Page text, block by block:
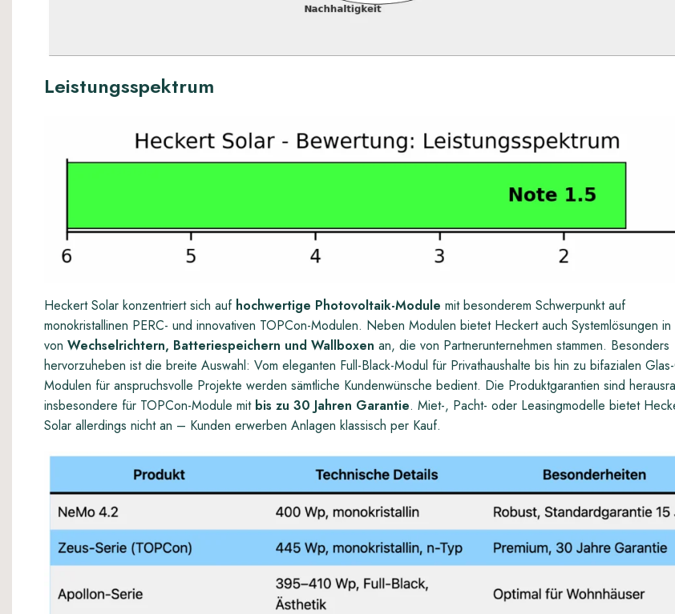
Leistungsspektrum
Heckert Solar konzentriert sich auf hochwertige Photovoltaik-Module mit besonderem Schwerpunkt auf
monokristallinen PERC- und innovativen TOPCon-Modulen. Neben Modulen bietet Heckert auch Systemlösungen in
von Wechselrichtern, Batteriespeichern und Wallboxen an, die von Partnerunternehmen stammen. Besonders
hervorzuheben ist die breite Auswahl: Vom eleganten Full-Black-Modul für Privathaushalte bis hin zu bifazialen
Modulen für anspruchsvolle Projekte werden sämtliche Kundenwünsche bedient. Die Produktgarantien sind
insbesondere für TOPCon-Module mit bis zu 30 Jahren Garantie. Miet-, Pacht- oder Leasingmodelle bietet
Solar allerdings nicht an – Kunden erwerben Anlagen klassisch per Kauf.